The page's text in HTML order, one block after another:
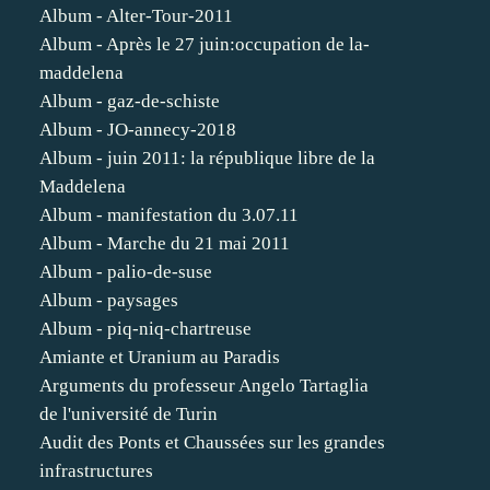
Album - Alter-Tour-2011
Album - Après le 27 juin:occupation de la-
maddelena
Album - gaz-de-schiste
Album - JO-annecy-2018
Album - juin 2011: la république libre de la
Maddelena
Album - manifestation du 3.07.11
Album - Marche du 21 mai 2011
Album - palio-de-suse
Album - paysages
Album - piq-niq-chartreuse
Amiante et Uranium au Paradis
Arguments du professeur Angelo Tartaglia
de l'université de Turin
Audit des Ponts et Chaussées sur les grandes
infrastructures